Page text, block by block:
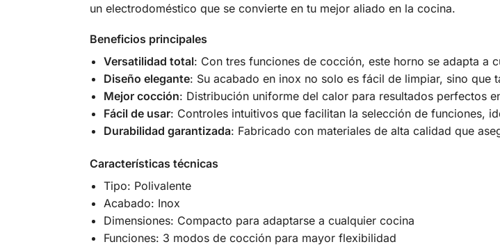
un electrodoméstico que se convierte en tu mejor aliado en la cocina.
Beneficios principales
Versatilidad total: Con tres funciones de cocción, este horno se adapta a
Diseño elegante: Su acabado en inox no solo es fácil de limpiar, sino que
Mejor cocción: Distribución uniforme del calor para resultados perfectos
Fácil de usar: Controles intuitivos que facilitan la selección de funciones,
Durabilidad garantizada: Fabricado con materiales de alta calidad que
Características técnicas
Tipo: Polivalente
Acabado: Inox
Dimensiones: Compacto para adaptarse a cualquier cocina
Funciones: 3 modos de cocción para mayor flexibilidad